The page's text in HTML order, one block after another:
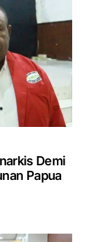
Demi
Papua